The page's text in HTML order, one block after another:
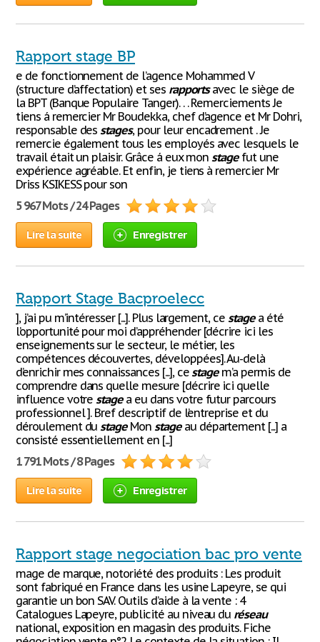
Rapport stage BP
e de fonctionnement de l’agence Mohammed V
(structure d’affectation) et ses rapportsavec le siège de
la BPT (Banque Populaire Tanger). . . Remerciements Je
tiens á remercier Mr Boudekka, chef d’agence et Mr Dohri,
responsable desstages, pour leur encadrement . Je
remercie également tous les employés avec lesquels le
travail était un plaisir. Grâce á eux monstagefut une
expérience agréable. Et enfin, je tiens à remercier Mr
Driss KSIKESS pour son
5 967 Mots / 24 Pages
Lire la suite Enregistrer
Rapport Stage Bacproelecc
], j’ai pu m’intéresser [...]. Plus largement, ce stagea été
l’opportunité pour moi d’appréhender [décrire ici les
enseignements sur le secteur, le métier, les
compétences découvertes, développées]. Au-delà
d’enrichir mes connaissances [...], cestagem’a permis de
comprendre dans quelle mesure [décrire ici quelle
influence votrestagea eu dans votre futur parcours
professionnel ]. Bref descriptif de l’entreprise et du
déroulement dustageMonstageau département [...] a
consisté essentiellement en [...]
1 791 Mots / 8 Pages
Lire la suite Enregistrer
Rapport stage negociation bac pro vente
mage de marque, notoriété des produits : Les produit
sont fabriqué en France dans les usine Lapeyre, se qui
garantie un bon SAV. Outils d’aide à la vente : 4
Catalogues Lapeyre, publicité au niveau du réseau
national, exposition en magasin des produits. Fiche